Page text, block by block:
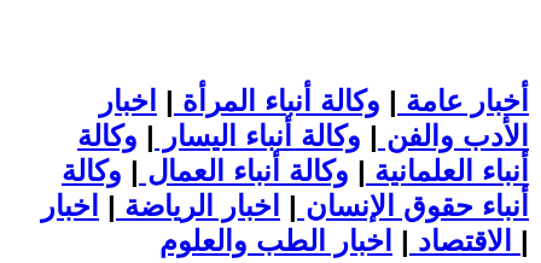
أخبار عامة | وكالة أنباء المرأة | اخبار
الأدب والفن | وكالة أنباء اليسار | وكالة
أنباء العلمانية | وكالة أنباء العمال | وكالة
أنباء حقوق الإنسان | اخبار الرياضة | اخبار
الاقتصاد | |